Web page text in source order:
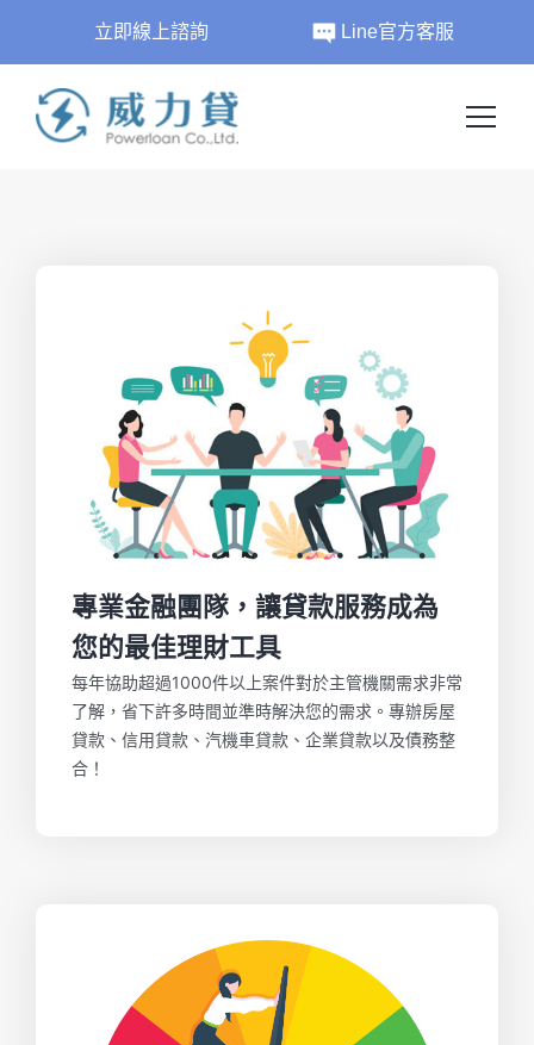
立即線上諮詢 Line官方客服
專業金融團隊，讓貸款服務成為
您的最佳理財工具
每年協助超過1000件以上案件對於主管機關需求非常
了解，省下許多時間並準時解決您的需求。專辦房屋
貸款、信用貸款、汽機車貸款、企業貸款以及債務整
合！